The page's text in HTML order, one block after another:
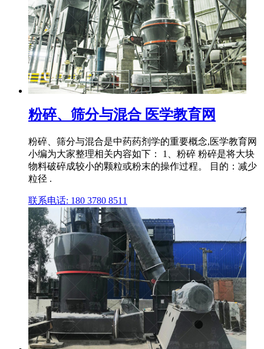
粉碎、筛分与混合 医学教育网
粉碎、筛分与混合是中药药剂学的重要概念,医学教育网
小编为大家整理相关内容如下： 1、粉碎 粉碎是将大块
物料破碎成较小的颗粒或粉末的操作过程。 目的：减少
粒径 .
联系电话: 180 3780 8511